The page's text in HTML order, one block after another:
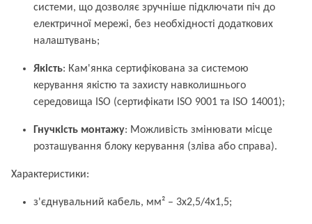
системи, що дозволяє зручніше підключати піч до
електричної мережі, без необхідності додаткових
налаштувань;
Якість: Кам'янка сертифікована за системою
керування якістю та захисту навколишнього
середовища ISO (сертифікати ISO 9001 та ISO 14001);
Гнучкість монтажу: Можливість змінювати місце
розташування блоку керування (зліва або справа).
Характеристики:
з'єднувальний кабель, мм² – 3х2,5/4х1,5;